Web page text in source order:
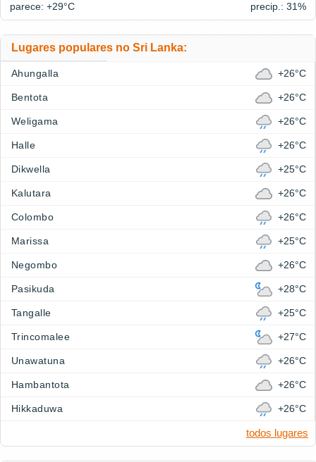
parece: +29°C precip.: 31%
Lugares populares no Sri Lanka:
Ahungalla +26°C
Bentota +26°C
Weligama +26°C
Halle +26°C
Dikwella +25°C
Kalutara +26°C
Colombo +26°C
Marissa +25°C
Negombo +26°C
Pasikuda +28°C
Tangalle +25°C
Trincomalee +27°C
Unawatuna +26°C
Hambantota +26°C
Hikkaduwa +26°C
todos lugares